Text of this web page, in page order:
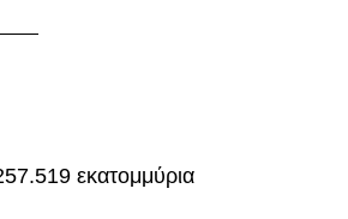
εκατομμύρια